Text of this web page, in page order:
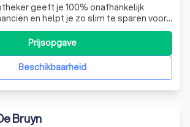
geeft je 100% onafhankelijk
en helpt je zo slim te sparen voor
voor de ideale woonlening en
optimaal te verzekeren. We kijken altijd
Beschikbaarheid
Prijsopgave
Bruyn